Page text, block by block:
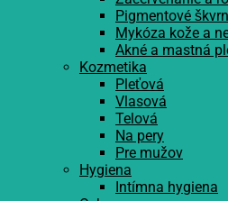
Pigmentové
Mykóza kože a
Akné a mastná
Kozmetika
Pleťová
Vlasová
Telová
Na pery
Pre mužov
Hygiena
Intímna hygiena